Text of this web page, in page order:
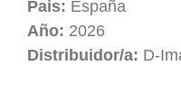
Pais: España
Año: 2026
Distribuidor/a: D-